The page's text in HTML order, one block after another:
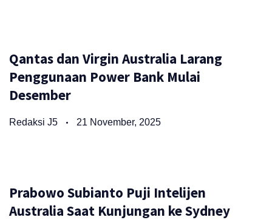
Qantas dan Virgin Australia Larang
Penggunaan Power Bank Mulai
Desember
Redaksi J5 21 November, 2025
Prabowo Subianto Puji Intelijen
Australia Saat Kunjungan ke Sydney